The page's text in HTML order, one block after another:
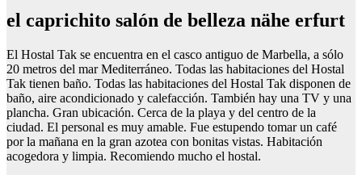
el caprichito salón de belleza nähe erfurt
El Hostal Tak se encuentra en el casco antiguo de Marbella, a sólo
20 metros del mar Mediterráneo. Todas las habitaciones del Hostal
Tak tienen baño. Todas las habitaciones del Hostal Tak disponen de
baño, aire acondicionado y calefacción. También hay una TV y una
plancha. Gran ubicación. Cerca de la playa y del centro de la
ciudad. El personal es muy amable. Fue estupendo tomar un café
por la mañana en la gran azotea con bonitas vistas. Habitación
acogedora y limpia. Recomiendo mucho el hostal.